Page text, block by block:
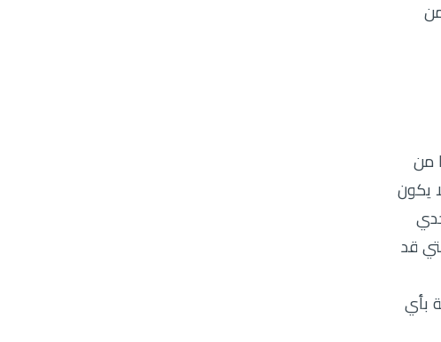
من
لا يكون
قد
بأي